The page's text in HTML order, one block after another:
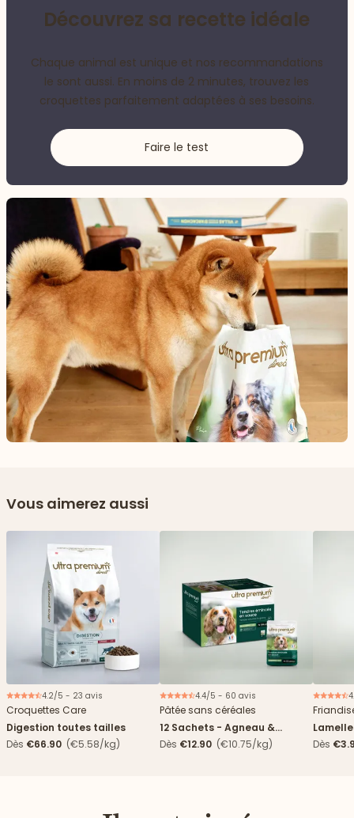
Découvrez sa recette idéale
Chaque animal est unique et nos recommandations
le sont aussi. En moins de 2 minutes, trouvez les
croquettes parfaitement adaptées à ses besoins.
Faire le test
Vous aimerez aussi
4.2/5 - 23 avis
Croquettes Care
Digestion toutes tailles
Dès €66.90 (€5.58/kg)
4.4/5 - 60 avis
Pâtée sans céréales
12 Sachets - Agneau &
haricots verts
Dès €12.90 (€10.75/kg)
Dès